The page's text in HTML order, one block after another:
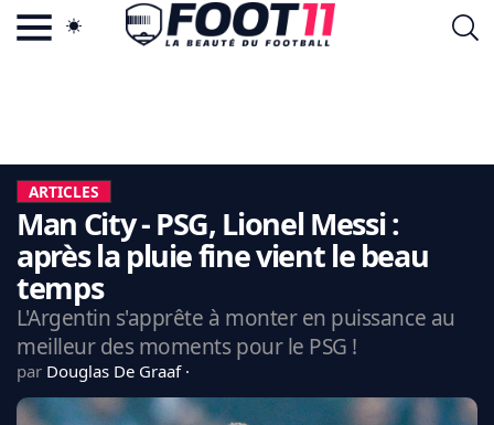
LA CHARTE
VIE PRIVÉE
CGU
CONTACTEZ-NOUS
MERCATO
CDM 2026
EDF
ARTICLES
Man City - PSG, Lionel Messi :
après la pluie fine vient le beau
temps
L'Argentin s'apprête à monter en puissance au
meilleur des moments pour le PSG !
par Douglas De Graaf